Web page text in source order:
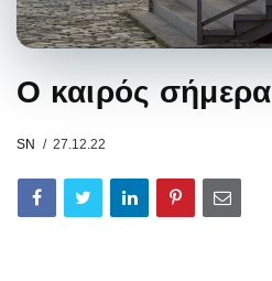
Ο καιρός σήμερα
SN 27.12.22